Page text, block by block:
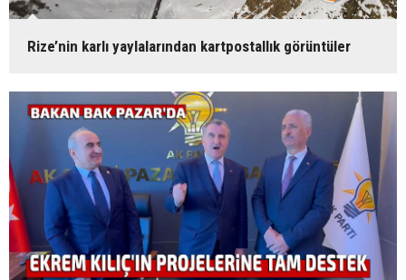
Rize’nin karlı yaylalarından kartpostallık görüntüler